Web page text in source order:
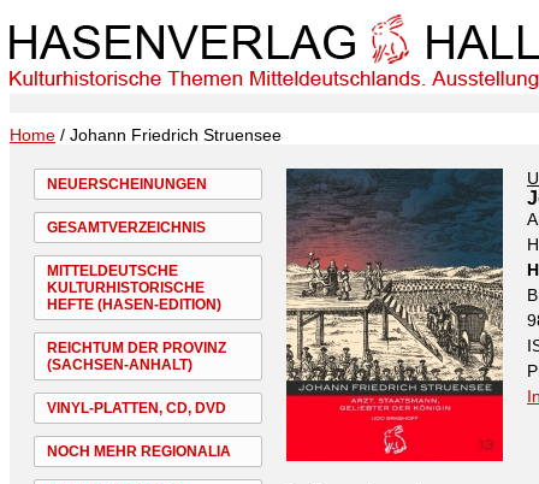
Home / Johann Friedrich Struensee
NEUERSCHEINUNGEN
GESAMTVERZEICHNIS
MITTELDEUTSCHE
KULTURHISTORISCHE
HEFTE (HASEN-EDITION)
REICHTUM DER PROVINZ
(SACHSEN-ANHALT)
VINYL-PLATTEN, CD, DVD
NOCH MEHR REGIONALIA